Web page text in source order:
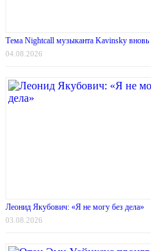
Тема Nightcall музыканта Kavinsky вновь
04.08.2026
Леонид Якубович: «Я не могу без дела»
03.08.2026